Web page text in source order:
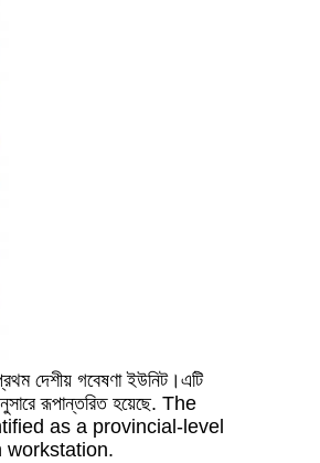
দেশীয় গবেষণা ইউনিট।এটি
রূপান্তরিত হয়েছে. The
as a provincial-level
workstation.